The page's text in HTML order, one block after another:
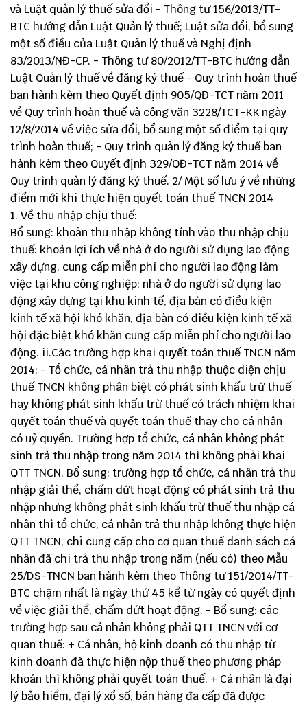
và Luật quản lý thuế sửa đổi - Thông tư 156/2013/TT-
BTC hướng dẫn Luật Quản lý thuế; Luật sửa đổi, bổ sung
một số điều của Luật Quản lý thuế và Nghị định
83/2013/NĐ-CP. - Thông tư 80/2012/TT-BTC hướng dẫn
Luật Quản lý thuế về đăng ký thuế - Quy trình hoàn thuế
ban hành kèm theo Quyết định 905/QĐ-TCT năm 2011
về Quy trình hoàn thuế và công văn 3228/TCT-KK ngày
12/8/2014 về việc sửa đổi, bổ sung một số điểm tại quy
trình hoàn thuế; - Quy trình quản lý đăng ký thuế ban
hành kèm theo Quyết định 329/QĐ-TCT năm 2014 về
Quy trình quản lý đăng ký thuế. 2/ Một số lưu ý về những
điểm mới khi thực hiện quyết toán thuế TNCN 2014
Về thu nhập chịu thuế:
Bổ sung: khoản thu nhập không tính vào thu nhập chịu
thuế: khoản lợi ích về nhà ở do người sử dụng lao động
xây dựng, cung cấp miễn phí cho người lao động làm
việc tại khu công nghiệp; nhà ở do người sử dụng lao
động xây dựng tại khu kinh tế, địa bàn có điều kiện
kinh tế xã hội khó khăn, địa bàn có điều kiện kinh tế xã
hội đặc biệt khó khăn cung cấp miễn phí cho người lao
động. ii.Các trường hợp khai quyết toán thuế TNCN năm
2014: - Tổ chức, cá nhân trả thu nhập thuộc diện chịu
thuế TNCN không phân biệt có phát sinh khấu trừ thuế
hay không phát sinh khấu trừ thuế có trách nhiệm khai
quyết toán thuế và quyết toán thuế thay cho cá nhân
có uỷ quyền. Trường hợp tổ chức, cá nhân không phát
sinh trả thu nhập trong năm 2014 thì không phải khai
QTT TNCN. Bổ sung: trường hợp tổ chức, cá nhân trả thu
nhập giải thể, chấm dứt hoạt động có phát sinh trả thu
nhập nhưng không phát sinh khấu trừ thuế thu nhập cá
nhân thì tổ chức, cá nhân trả thu nhập không thực hiện
QTT TNCN, chỉ cung cấp cho cơ quan thuế danh sách cá
nhân đã chi trả thu nhập trong năm (nếu có) theo Mẫu
25/DS-TNCN ban hành kèm theo Thông tư 151/2014/TT-
BTC chậm nhất là ngày thứ 45 kể từ ngày có quyết định
về việc giải thể, chấm dứt hoạt động. - Bổ sung: các
trường hợp sau cá nhân không phải QTT TNCN với cơ
quan thuế: + Cá nhân, hộ kinh doanh có thu nhập từ
kinh doanh đã thực hiện nộp thuế theo phương pháp
khoán thì không phải quyết toán thuế. + Cá nhân là đại
lý bảo hiểm, đại lý xổ số, bán hàng đa cấp đã được